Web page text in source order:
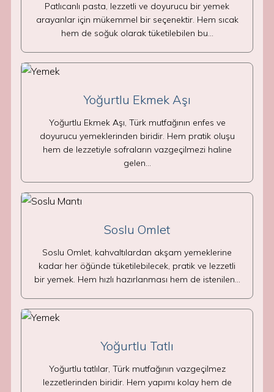
Patlıcanlı pasta, lezzetli ve doyurucu bir yemek
arayanlar için mükemmel bir seçenektir. Hem sıcak
hem de soğuk olarak tüketilebilen bu…
Yoğurtlu Ekmek Aşı
Yoğurtlu Ekmek Aşı, Türk mutfağının enfes ve
doyurucu yemeklerinden biridir. Hem pratik oluşu
hem de lezzetiyle sofraların vazgeçilmezi haline
gelen…
Soslu Omlet
Soslu Omlet, kahvaltılardan akşam yemeklerine
kadar her öğünde tüketilebilecek, pratik ve lezzetli
bir yemek. Hem hızlı hazırlanması hem de istenilen…
Yoğurtlu Tatlı
Yoğurtlu tatlılar, Türk mutfağının vazgeçilmez
lezzetlerinden biridir. Hem yapımı kolay hem de